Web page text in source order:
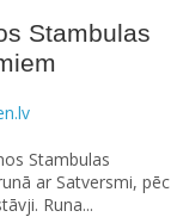
Stambulas
Stambulas
ar Satversmi, pēc
Runa...